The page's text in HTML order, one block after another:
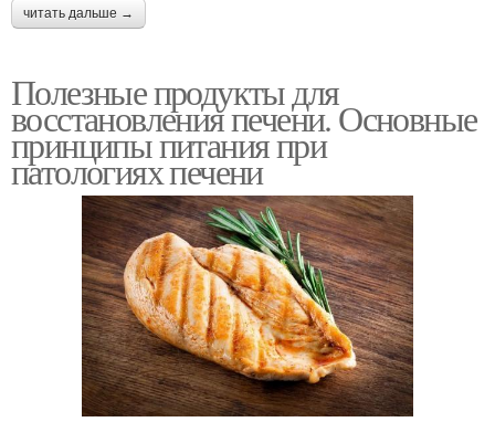
читать дальше →
Полезные продукты для
восстановления печени. Основные
принципы питания при
патологиях печени